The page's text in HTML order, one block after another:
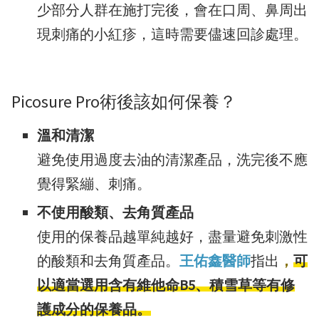
少部分人群在施打完後，會在口周、鼻周出
現刺痛的小紅疹，這時需要儘速回診處理。
Picosure Pro術後該如何保養？
溫和清潔
避免使用過度去油的清潔產品，洗完後不應
覺得緊繃、刺痛。
不使用酸類、去角質產品
使用的保養品越單純越好，盡量避免刺激性
的酸類和去角質產品。 王佑鑫醫師指出 ， 可
以適當選用含有維他命B5、積雪草等有修
護成分的保養品。